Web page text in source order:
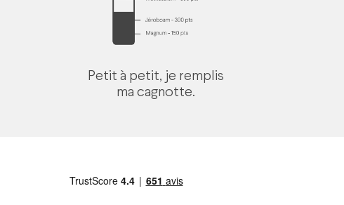
Petit à petit, je remplis
ma cagnotte.